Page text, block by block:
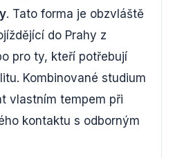
. Tato forma je obzvláště
do Prahy z
pro ty, kteří potřebují
Kombinované studium
vlastním tempem při
kontaktu s odborným